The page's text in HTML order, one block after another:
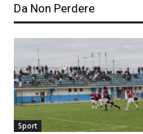
Da Non Perdere
Sport